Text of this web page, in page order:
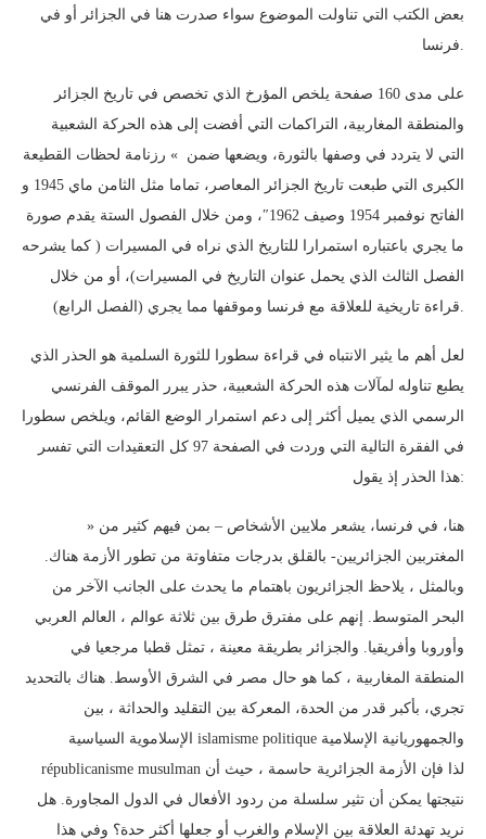
بعض الكتب التي تناولت الموضوع سواء صدرت هنا في الجزائر أو في
فرنسا.
على مدى 160 صفحة يلخص المؤرخ الذي تخصص في تاريخ الجزائر
والمنطقة المغاربية، التراكمات التي أفضت إلى هذه الحركة الشعبية
التي لا يتردد في وصفها بالثورة، ويضعها ضمن » رزنامة لحظات القطيعة
الكبرى التي طبعت تاريخ الجزائر المعاصر، تماما مثل الثامن ماي 1945 و
الفاتح نوفمبر 1954 وصيف 1962″، ومن خلال الفصول الستة يقدم صورة
ما يجري باعتباره استمرارا للتاريخ الذي نراه في المسيرات ( كما يشرحه
الفصل الثالث الذي يحمل عنوان التاريخ في المسيرات)، أو من خلال
قراءة تاريخية للعلاقة مع فرنسا وموقفها مما يجري (الفصل الرابع).
لعل أهم ما يثير الانتباه في قراءة سطورا للثورة السلمية هو الحذر الذي
يطبع تناوله لمآلات هذه الحركة الشعبية، حذر يبرر الموقف الفرنسي
الرسمي الذي يميل أكثر إلى دعم استمرار الوضع القائم، ويلخص سطورا
في الفقرة التالية التي وردت في الصفحة 97 كل التعقيدات التي تفسر
هذا الحذر إذ يقول:
» هنا، في فرنسا، يشعر ملايين الأشخاص – بمن فيهم كثير من
المغتربين الجزائريين- بالقلق بدرجات متفاوتة من تطور الأزمة هناك.
وبالمثل ، يلاحظ الجزائريون باهتمام ما يحدث على الجانب الآخر من
البحر المتوسط. إنهم على مفترق طرق بين ثلاثة عوالم ، العالم العربي
وأوروبا وأفريقيا. والجزائر بطريقة معينة ، تمثل قطبا مرجعيا في
المنطقة المغاربية ، كما هو حال مصر في الشرق الأوسط. هناك بالتحديد
تجري، بأكبر قدر من الحدة، المعركة بين التقليد والحداثة ، بين
الإسلاموية السياسية islamisme politique والجمهوريانية الإسلامية
républicanisme musulman لذا فإن الأزمة الجزائرية حاسمة ، حيث أن
نتيجتها يمكن أن تثير سلسلة من ردود الأفعال في الدول المجاورة. هل
نريد تهدئة العلاقة بين الإسلام والغرب أو جعلها أكثر حدة؟ وفي هذا